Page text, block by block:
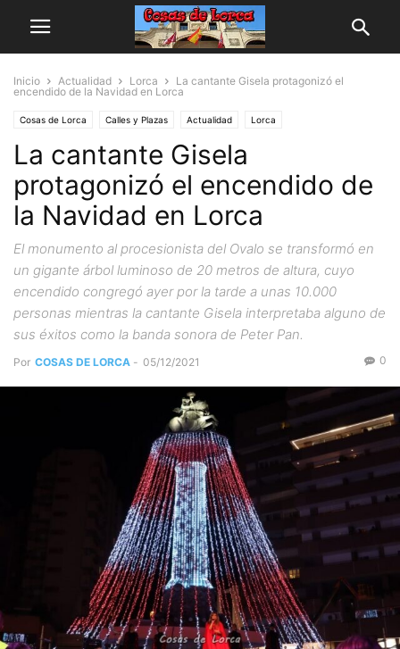
Inicio Actualidad Lorca
La cantante Gisela protagonizó el
encendido de la Navidad en Lorca
Cosas de Lorca Calles y Plazas Actualidad Lorca
La cantante Gisela
protagonizó el encendido de
la Navidad en Lorca
El monumento al procesionista del Ovalo se transformó en
un gigante árbol luminoso de 20 metros de altura, cuyo
encendido congregó ayer por la tarde a unas 10.000
personas mientras la cantante Gisela interpretaba alguno de
sus éxitos como la banda sonora de Peter Pan.
Por COSAS DE LORCA - 05/12/2021 0